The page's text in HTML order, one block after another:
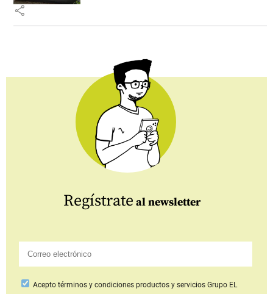
share
Regístrate al newsletter
Aceptotérminos y condiciones productos y serviciosGrupo EL